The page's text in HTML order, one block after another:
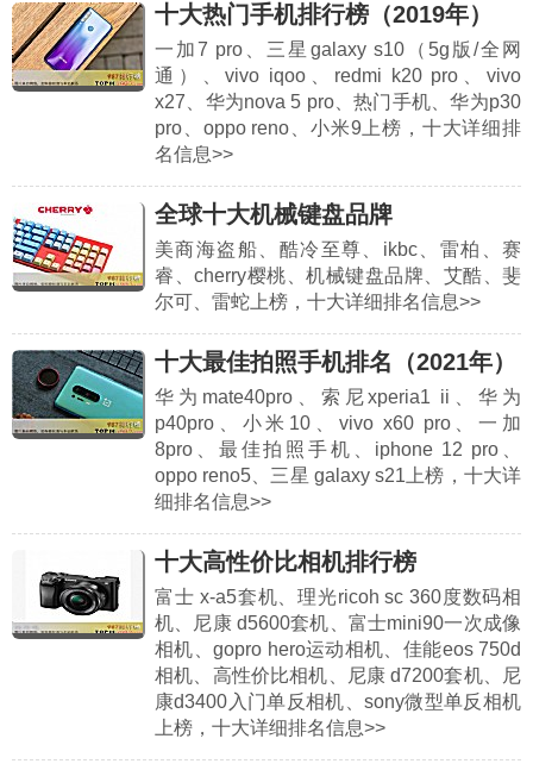
十大热门手机排行榜（2019年）
一加7 pro、三星galaxy s10（5g版/全网
通）、vivo iqoo、redmi k20 pro、vivo
x27、华为nova 5 pro、热门手机、华为p30
pro、oppo reno、小米9上榜，十大详细排
名信息>>
全球十大机械键盘品牌
美商海盗船、酷冷至尊、ikbc、雷柏、赛
睿、cherry樱桃、机械键盘品牌、艾酷、斐
尔可、雷蛇上榜，十大详细排名信息>>
十大最佳拍照手机排名（2021年）
华为mate40pro、索尼xperia1 ii、华为
p40pro、小米10、vivo x60 pro、一加
8pro、最佳拍照手机、iphone 12 pro、
oppo reno5、三星 galaxy s21上榜，十大详
细排名信息>>
十大高性价比相机排行榜
富士 x-a5套机、理光ricoh sc 360度数码相
机、尼康 d5600套机、富士mini90一次成像
相机、gopro hero运动相机、佳能eos 750d
相机、高性价比相机、尼康 d7200套机、尼
康d3400入门单反相机、sony微型单反相机
上榜，十大详细排名信息>>